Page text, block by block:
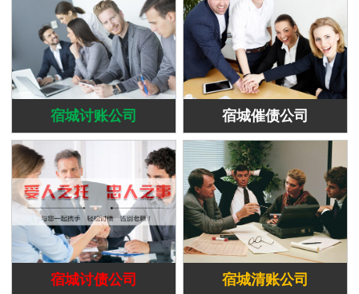
宿城讨账公司 宿城催债公司
宿城讨债公司 宿城清账公司